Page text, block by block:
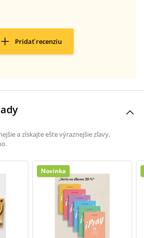
Pridať recenziu
a získajte ešte výraznejšie zľavy,
Novinka